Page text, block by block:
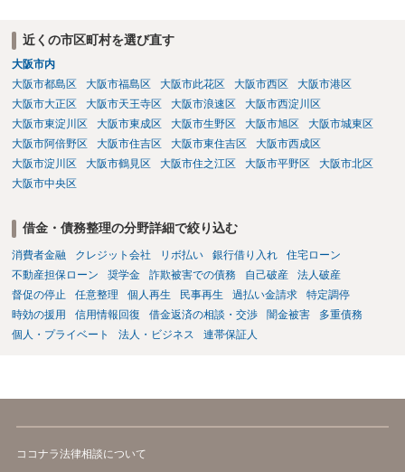
でしょうか。 ＞弁護士さんに入ってもらうことで支払額が下がること
はありますか？ そこはあり得ます、ただ、弁護士費用かけるならその
分賠償に回すことも考えられるので、 兼ね合いは考えてみましょう。
近くの市区町村を選び直す
大阪市内
大阪市都島区
大阪市福島区 大阪市此花区 大阪市西区
大阪市港区
大阪市大正区
大阪市天王寺区 大阪市浪速区
大阪市西淀川区
大阪市東淀川区
大阪市東成区 大阪市生野区 大阪市旭区
大阪市城東区
大阪市阿倍野区
大阪市住吉区 大阪市東住吉区
大阪市西成区
大阪市淀川区
大阪市鶴見区 大阪市住之江区 大阪市平野区
大阪市北区
大阪市中央区
借金・債務整理の分野詳細で絞り込む
消費者金融 クレジット会社 リボ払い 銀行借り入れ
住宅ローン
不動産担保ローン
奨学金 詐欺被害での債務 自己破産
法人破産
督促の停止
任意整理 個人再生 民事再生 過払い金請求
特定調停
時効の援用
信用情報回復 借金返済の相談・交渉 闇金被害
多重債務
個人・プライベート
法人・ビジネス 連帯保証人
ココナラ法律相談について